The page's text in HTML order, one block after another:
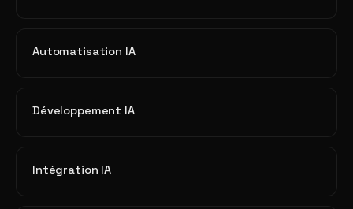
Automatisation IA
Développement IA
Intégration IA